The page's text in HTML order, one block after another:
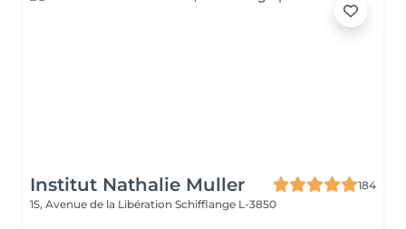
Institut Nathalie Muller
184
15, Avenue de la Libération Schifflange L-3850